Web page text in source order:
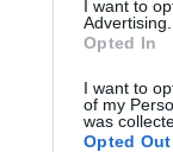
I want to
Advertising.
Opted In
I want to
of my
was
Opted Out